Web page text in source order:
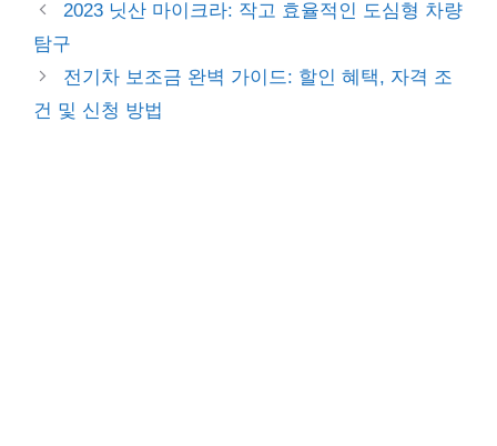
2023 닛산 마이크라: 작고 효율적인 도심형 차량
탐구
전기차 보조금 완벽 가이드: 할인 혜택, 자격 조
건 및 신청 방법